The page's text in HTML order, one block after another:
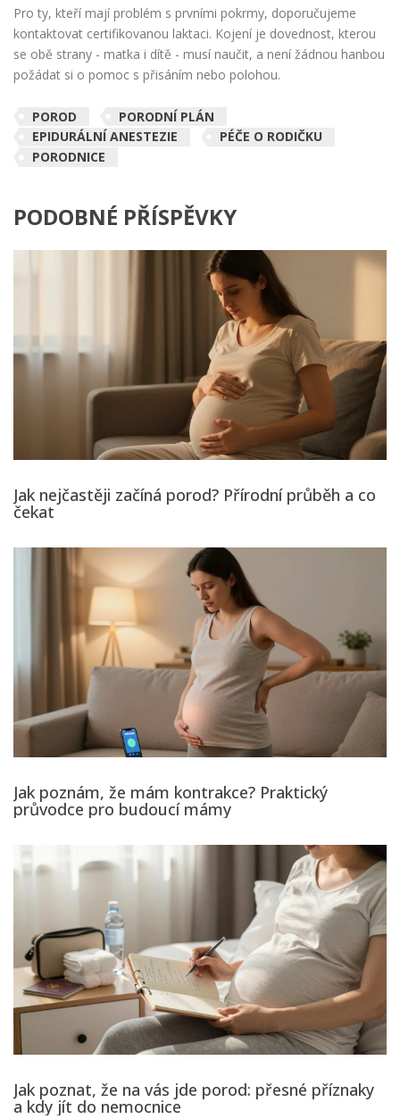
Pro ty, kteří mají problém s prvními pokrmy, doporučujeme
kontaktovat certifikovanou laktaci. Kojení je dovednost, kterou
se obě strany - matka i dítě - musí naučit, a není žádnou hanbou
požádat si o pomoc s přisáním nebo polohou.
POROD
PORODNÍ PLÁN
EPIDURÁLNÍ ANESTEZIE
PÉČE O RODIČKU
PORODNICE
PODOBNÉ PŘÍSPĚVKY
Jak nejčastěji začíná porod? Přírodní průběh a co
čekat
Jak poznám, že mám kontrakce? Praktický
průvodce pro budoucí mámy
Jak poznat, že na vás jde porod: přesné příznaky
a kdy jít do nemocnice